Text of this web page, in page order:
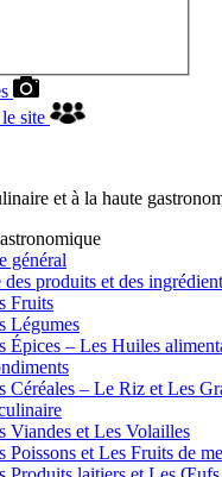
site
et à la haute
général
des produits et des
Fruits
Légumes
Épices – Les Huiles
Céréales – Le Riz et Les
Viandes et Les Volailles
Poissons et Les Fruits de